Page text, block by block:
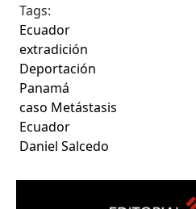
Tags:
Ecuador
extradición
Deportación
Panamá
caso Metástasis
Ecuador
Daniel Salcedo